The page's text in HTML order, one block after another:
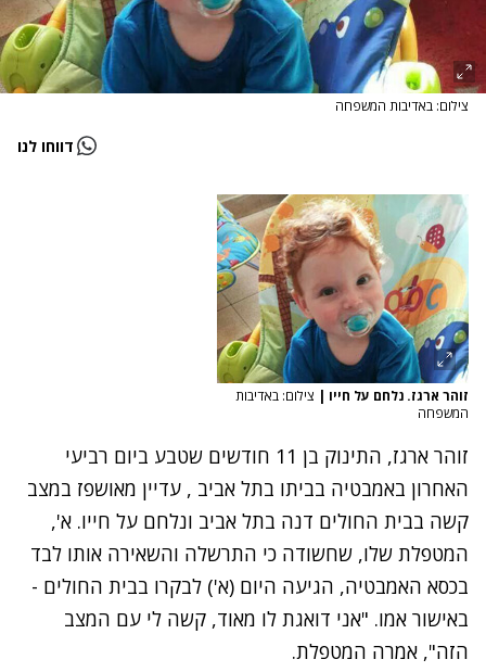
צילום: באדיבות המשפחה
דווחו לנו
זוהר ארגז. נלחם על חייו | צילום: באדיבות
המשפחה
זוהר ארגז, התינוק בן 11 חודשים
שטבע ביום רביעי
האחרון באמבטיה בביתו בתל אביב , עדיין מאושפז במצב
קשה בבית החולים דנה בתל אביב ונלחם על חייו. א',
המטפלת שלו, שחשודה כי התרשלה והשאירה אותו לבד
בכסא האמבטיה, הגיעה היום (א') לבקרו בבית החולים -
באישור אמו. "אני דואגת לו מאוד, קשה לי עם המצב
הזה", אמרה המטפלת.